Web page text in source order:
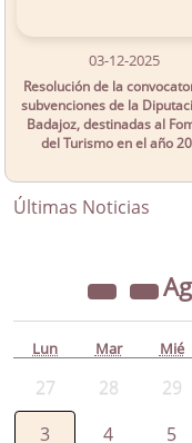
03-12-2025
Resolución de la
subvenciones de la
Badajoz, destinadas al
del Turismo en el año
Últimas Noticias
Lun Mar Mié
27 28 29
3
4 5